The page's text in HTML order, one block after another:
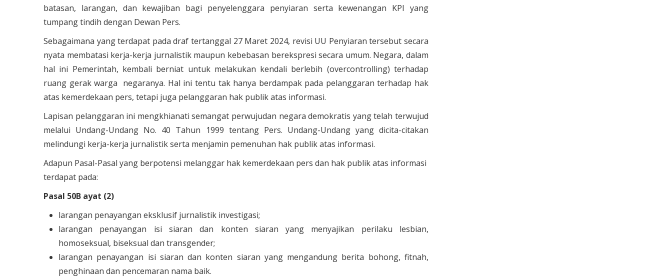
batasan, larangan, dan kewajiban bagi penyelenggara penyiaran serta kewenangan KPI yang
tumpang tindih dengan Dewan Pers.
Sebagaimana yang terdapat pada draf tertanggal 27 Maret 2024, revisi UU Penyiaran tersebut secara
nyata membatasi kerja-kerja jurnalistik maupun kebebasan berekspresi secara umum. Negara, dalam
hal ini Pemerintah, kembali berniat untuk melakukan kendali berlebih (overcontrolling) terhadap
ruang gerak warga negaranya. Hal ini tentu tak hanya berdampak pada pelanggaran terhadap hak
atas kemerdekaan pers, tetapi juga pelanggaran hak publik atas informasi.
Lapisan pelanggaran ini mengkhianati semangat perwujudan negara demokratis yang telah terwujud
melalui Undang-Undang No. 40 Tahun 1999 tentang Pers. Undang-Undang yang dicita-citakan
melindungi kerja-kerja jurnalistik serta menjamin pemenuhan hak publik atas informasi.
Adapun Pasal-Pasal yang berpotensi melanggar hak kemerdekaan pers dan hak publik atas informasi
terdapat pada:
Pasal 50B ayat (2)
larangan penayangan eksklusif jurnalistik investigasi;
larangan penayangan isi siaran dan konten siaran yang menyajikan perilaku lesbian,
homoseksual, biseksual dan transgender;
larangan penayangan isi siaran dan konten siaran yang mengandung berita bohong, fitnah,
penghinaan dan pencemaran nama baik.